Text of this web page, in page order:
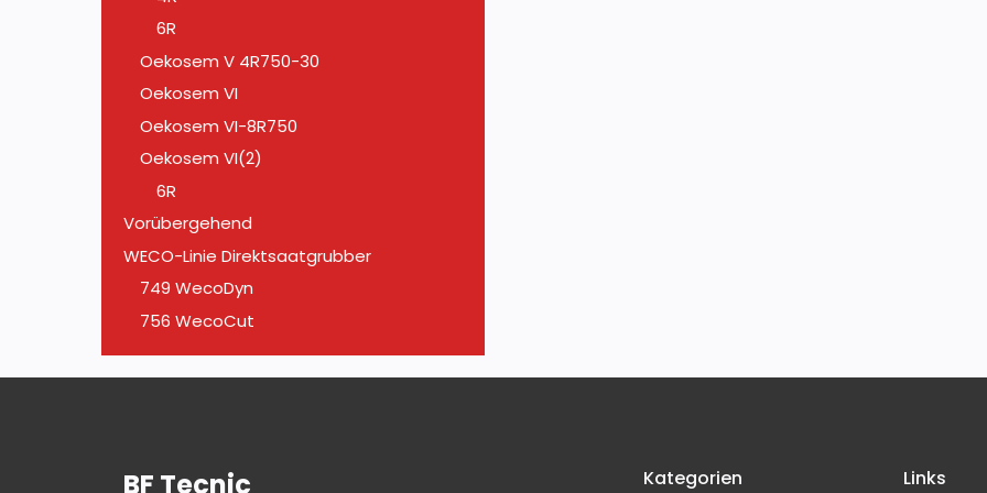
6R
Oekosem V 4R750-30
Oekosem VI
Oekosem VI-8R750
Oekosem VI(2)
6R
Vorübergehend
WECO-Linie Direktsaatgrubber
749 WecoDyn
756 WecoCut
BF Tecnic Kategorien Links